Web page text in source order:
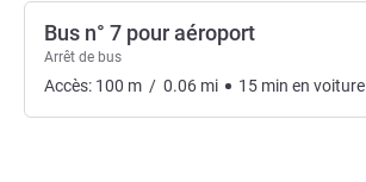
Bus n° 7 pour aéroport
Arrêt de bus
Accès: 100 m / 0.06 mi 15 min en voiture